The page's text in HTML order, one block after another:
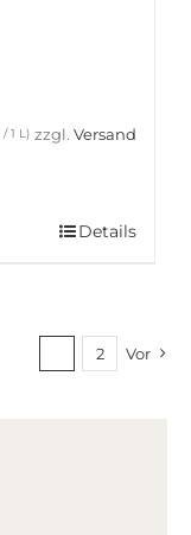
/ 1 L) zzgl. Versand
Details
2 Vor